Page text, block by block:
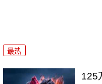
最热
125